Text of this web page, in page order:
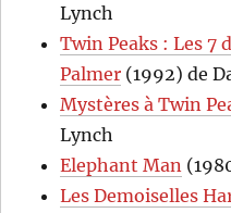
Lynch
Twin Peaks : Les 7
Palmer (1992) de
Mystères à Twin
Lynch
Elephant Man
Les Demoiselles